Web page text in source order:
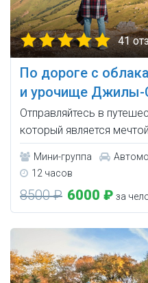
41
По дороге с
и урочище Джилы-
Отправляйтесь в
который является
Мини-группа
12 часов
8500 ₽ 6000 ₽ за